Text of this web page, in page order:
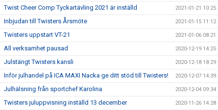
Twist Cheer Comp Tyckartävling 2021 är inställd 2021-01-21 10:25
Inbjudan till Twisters Årsmöte 2021-01-15 11:12
Twisters uppstart VT-21 2021-01-06 08:21
All verksamhet pausad 2020-12-19 14:25
Julstängt Twisters kansli 2020-12-18 18:29
Inför julhandel på ICA MAXI Nacka ge ditt stöd till Twisters! 2020-12-07 14:39
Julhälsning från sportchef Karolina 2020-12-04 09:34
Twisters juluppvisning inställd 13 december 2020-11-26 14:28